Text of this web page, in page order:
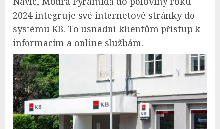
2024 integruje své internetové stránky do
systému KB. To usnadní klientům přístup k
informacím a online službám.